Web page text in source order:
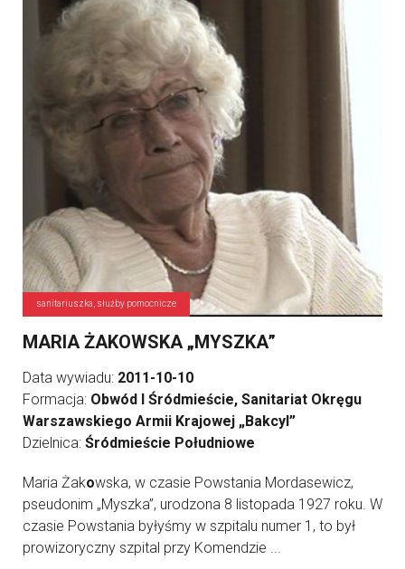
sanitariuszka, służby pomocnicze
MARIA ŻAKOWSKA „MYSZKA”
Data wywiadu: 2011-10-10
Formacja: Obwód I Śródmieście, Sanitariat Okręgu
Warszawskiego Armii Krajowej „Bakcyl”
Dzielnica: Śródmieście Południowe
Maria Żakowska, w czasie Powstania Mordasewicz,
pseudonim „Myszka”, urodzona 8 listopada 1927 roku. W
czasie Powstania byłyśmy w szpitalu numer 1, to był
prowizoryczny szpital przy Komendzie ...